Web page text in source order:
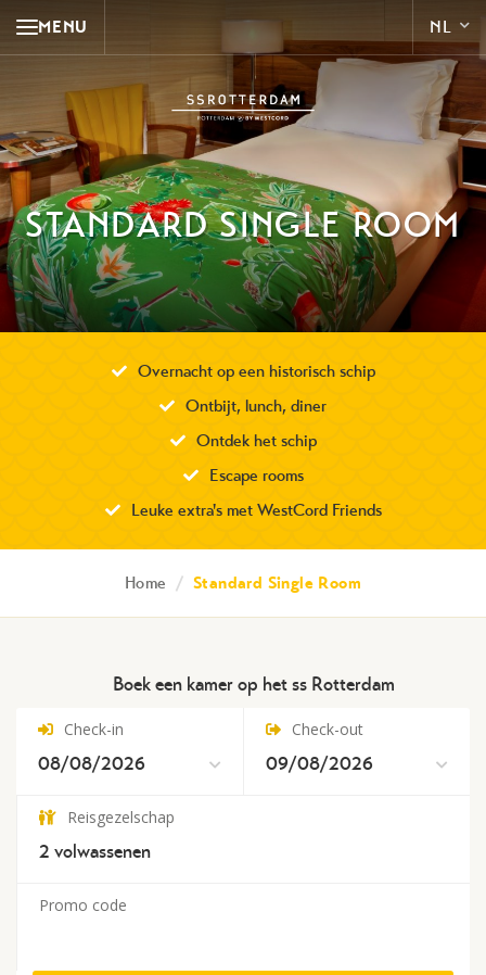
MENU
STANDARD SINGLE ROOM
Overnacht op een historisch schip
Ontbijt, lunch, diner
Ontdek het schip
Escape rooms
Leuke extra's met WestCord Friends
Home / Standard Single Room
Boek een kamer op het ss Rotterdam
Check-in Check-out
Reisgezelschap
2 volwassenen
Promo code